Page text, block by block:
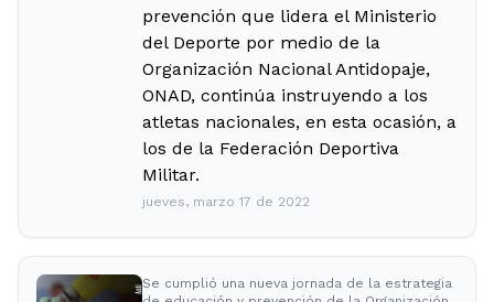
prevención que lidera el Ministerio
del Deporte por medio de la
Organización Nacional Antidopaje,
ONAD, continúa instruyendo a los
atletas nacionales, en esta ocasión, a
los de la Federación Deportiva
Militar.
jueves, marzo 17 de 2022
Se cumplió una nueva jornada de la estrategia